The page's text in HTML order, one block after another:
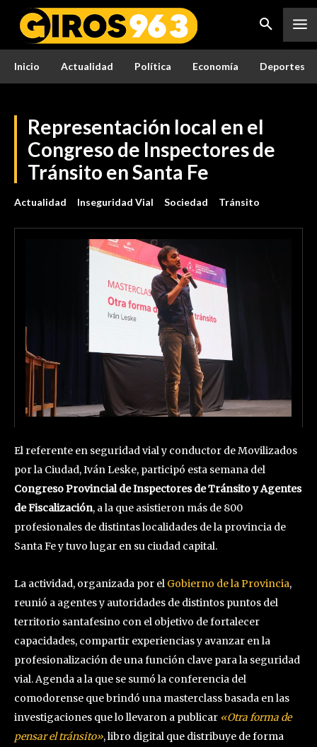
Inicio Actualidad Política Economía Deportes
Representación local en el
Congreso de Inspectores de
Tránsito en Santa Fe
Actualidad Inseguridad Vial Sociedad Tránsito
El referente en seguridad vial y conductor de Movilizados
por la Ciudad, Iván Leske, participó esta semana del
Congreso Provincial de Inspectores de Tránsito y Agentes
de Fiscalización, a la que asistieron más de 800
profesionales de distintas localidades de la provincia de
Santa Fe y tuvo lugar en su ciudad capital.
La actividad, organizada por el Gobierno de la Provincia,
reunió a agentes y autoridades de distintos puntos del
territorio santafesino con el objetivo de fortalecer
capacidades, compartir experiencias y avanzar en la
profesionalización de una función clave para la seguridad
vial. Agenda a la que se sumó la conferencia del
comodorense que brindó una masterclass basada en las
investigaciones que lo llevaron a publicar «Otra forma de
pensar el tránsito», libro digital que distribuye de forma